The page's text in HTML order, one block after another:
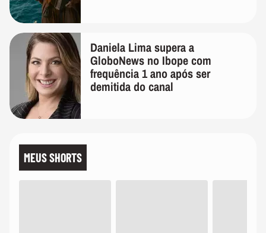
Daniela Lima supera a
GloboNews no Ibope com
frequência 1 ano após ser
demitida do canal
MEUS SHORTS